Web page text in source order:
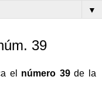
▼
39
el número 39de la